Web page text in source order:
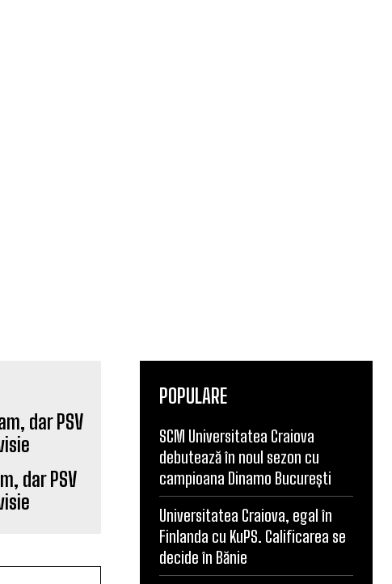
dar PSV
POPULARE
SCM Universitatea Craiova
debutează în noul sezon cu
campioana Dinamo București
Universitatea Craiova, egal în
Finlanda cu KuPS. Calificarea se
decide în Bănie